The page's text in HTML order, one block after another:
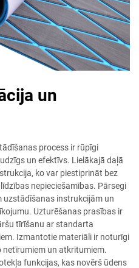
un
process ir rūpīgi
un efektīvs. Lielākajā daļā
ko var piestiprināt bez
nepieciešamības. Pārsegi
uzstādīšanas instrukcijām un
Uzturēšanas prasības ir
tīrīšanu ar standarta
Izmantotie materiāli ir noturīgi
netīrumiem un atkritumiem.
funkcijas, kas novērš ūdens